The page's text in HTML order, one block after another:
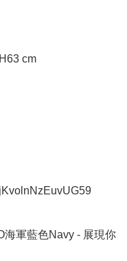
cm
海軍藍色Navy - 展現你